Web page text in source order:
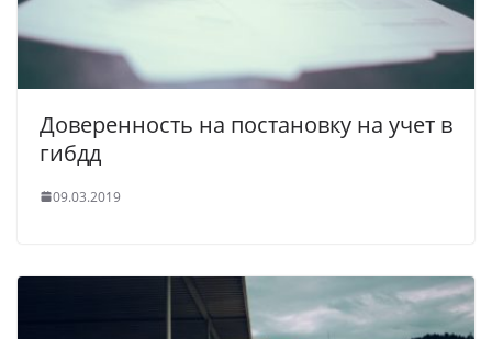
Доверенность на постановку на учет в
гибдд
09.03.2019